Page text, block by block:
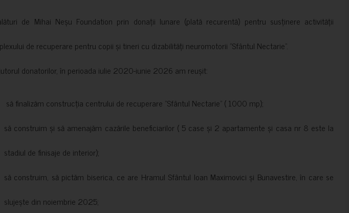
Sfântul Nectarie
Sfântul Nectarie
de Mihai Neșu Foundation prin donații lunare (plată recurentă) pentru susținere activității
de recuperare pentru copii și tineri cu dizabilități neuromotorii ”Sfântul Nectarie”.
donatorilor, în perioada iulie 2020-iunie 2026 am reușit:
să finalizăm construcția centrului de recuperare ”Sfântul Nectarie” ( 1000 mp);
să construim și să amenajăm cazările beneficiarilor ( 5 case și 2 apartamente și casa nr 8 este la
stadiul de finisaje de interior);
să construim, să pictăm biserica, ce are Hramul Sfântul Ioan Maximovici și Bunavestire, în care se
slujește din noiembrie 2025;